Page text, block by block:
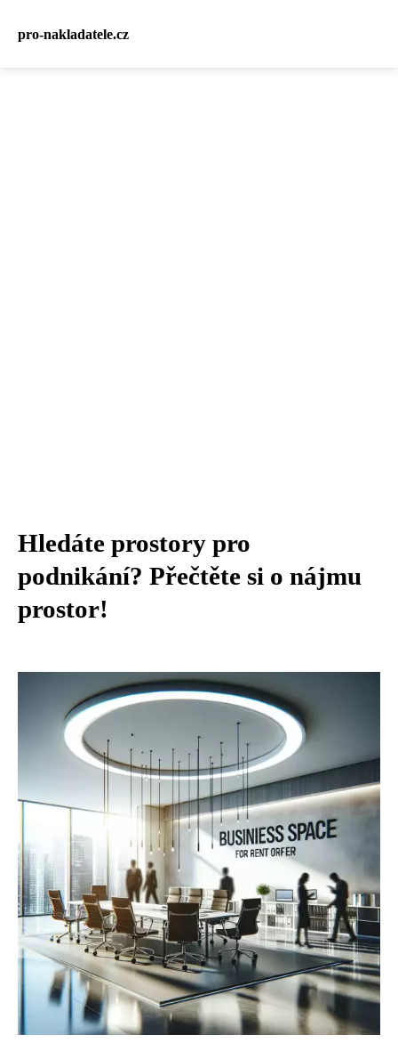
pro-nakladatele.cz
Hledáte prostory pro
podnikání? Přečtěte si o nájmu
prostor!